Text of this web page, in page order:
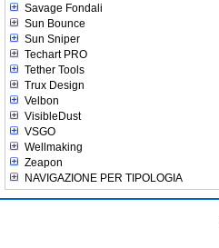
Savage Fondali
Sun Bounce
Sun Sniper
Techart PRO
Tether Tools
Trux Design
Velbon
VisibleDust
VSGO
Wellmaking
Zeapon
NAVIGAZIONE PER TIPOLOGIA